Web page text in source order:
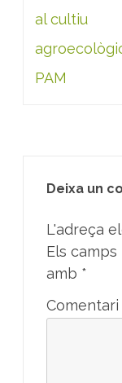
d'entrades
al cultiu
PAM
Deixa un
L'adreça
Els
amb *
Comentari